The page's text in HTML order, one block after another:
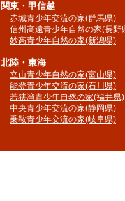
関東・甲信越
赤城青少年交流の家(群馬県)
信州高遠青少年自然の家(長野
妙高青少年自然の家(新潟県)
北陸・東海
立山青少年自然の家(富山県)
能登青少年交流の家(石川県)
若狭湾青少年自然の家(福井県)
中央青少年交流の家(静岡県)
乗鞍青少年交流の家(岐阜県)